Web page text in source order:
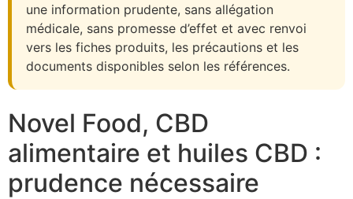
une information prudente, sans allégation
médicale, sans promesse d’effet et avec renvoi
vers les fiches produits, les précautions et les
documents disponibles selon les références.
Novel Food, CBD
alimentaire et huiles CBD :
prudence nécessaire